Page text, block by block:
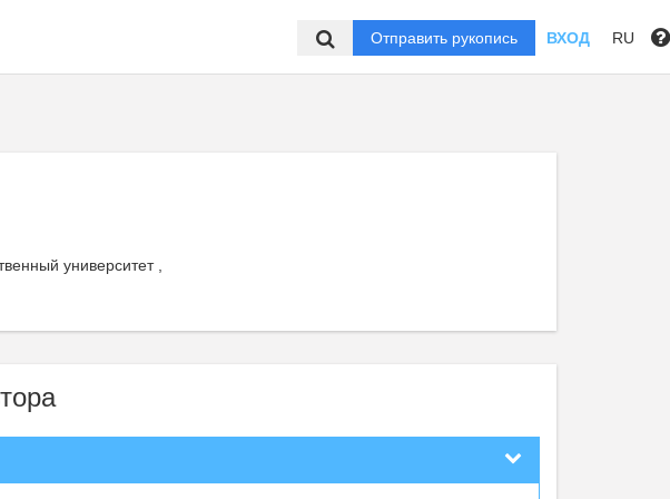
Отправить рукопись ВХОД RU
университет ,